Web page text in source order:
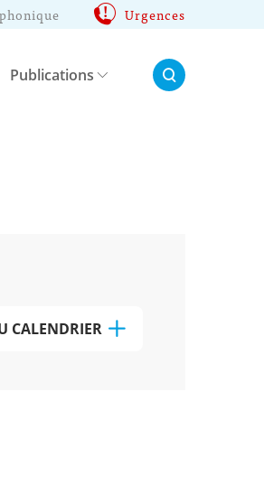
Urgences
Publications Rechercher:
CALENDRIER